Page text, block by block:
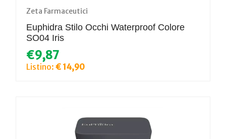
Zeta Farmaceutici
Euphidra Stilo Occhi Waterproof Colore
SO04 Iris
€9,87
Listino: € 14,90